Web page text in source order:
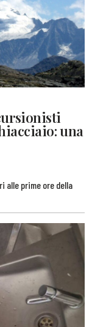
una
alle prime ore della